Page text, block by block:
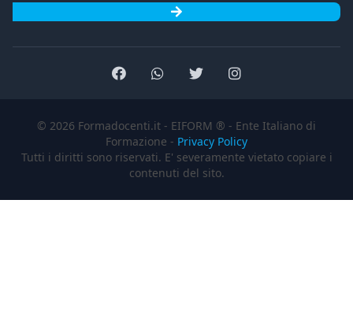
FacebookWhatsappTwitterInstagram
© 2026 Formadocenti.it - EIFORM ® - Ente Italiano di
Formazione - Privacy Policy
Tutti i diritti sono riservati. E' severamente vietato copiare i
contenuti del sito.